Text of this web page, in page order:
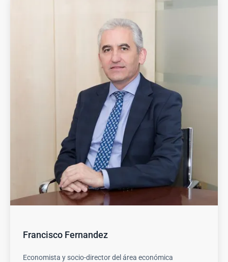
Francisco Fernandez
Economista y socio-director del área económica